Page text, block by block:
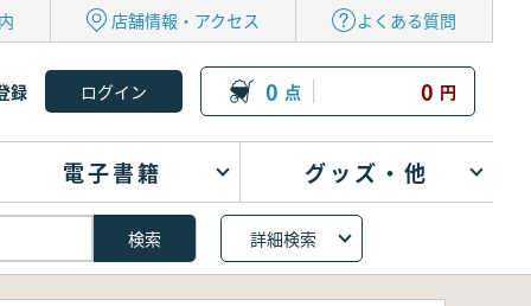
店舗情報・アクセス よくある質問
録 0 点 0 円
電子書籍 グッズ・他
詳細検索